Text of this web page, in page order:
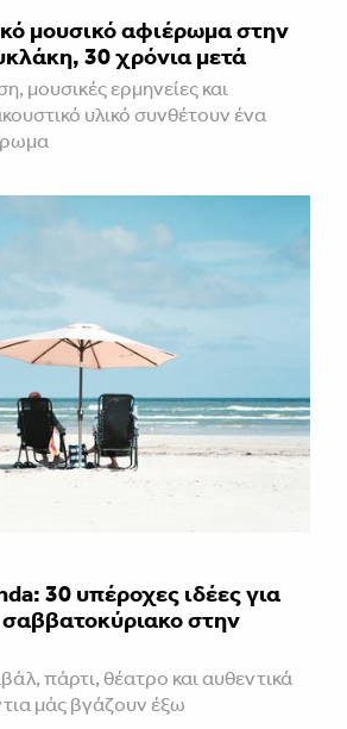
μουσικό αφιέρωμα στην
30 χρόνια μετά
μουσικές ερμηνείες και
υλικό συνθέτουν ένα
30 υπέροχες ιδέες για
στην
πάρτι, θέατρο και αυθεντικά
μάς βγάζουν έξω